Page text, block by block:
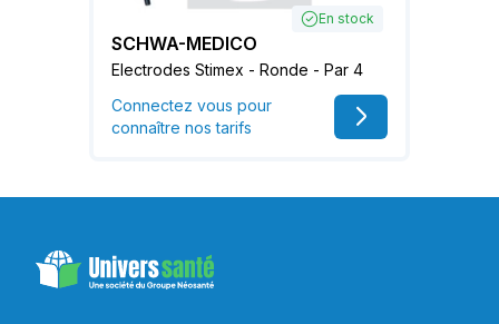
En stock
SCHWA-MEDICO
Electrodes Stimex - Ronde - Par 4
Connectez vous pour
connaître nos tarifs